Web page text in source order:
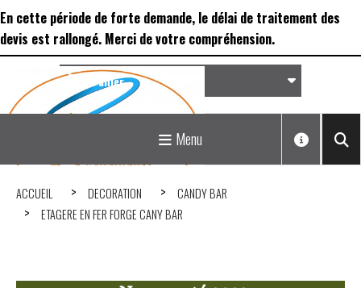
En cette période de forte demande, le délai de traitement des
devis est rallongé. Merci de votre compréhension.
Matériel de réception &
Déco...
Panier
Menu
ACCUEIL DECORATION
CANDY BAR
ETAGERE EN FER FORGE CANY BAR